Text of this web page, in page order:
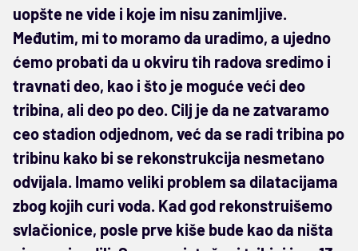
uopšte ne vide i koje im nisu zanimljive.
Međutim, mi to moramo da uradimo, a ujedno
ćemo probati da u okviru tih radova sredimo i
travnati deo, kao i što je moguće veći deo
tribina, ali deo po deo. Cilj je da ne zatvaramo
ceo stadion odjednom, već da se radi tribina po
tribinu kako bi se rekonstrukcija nesmetano
odvijala. Imamo veliki problem sa dilatacijama
zbog kojih curi voda. Kad god rekonstruišemo
svlačionice, posle prve kiše bude kao da ništa